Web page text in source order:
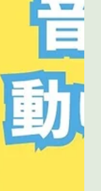
達支援・放課後等デ
クはカラメルでは初
差しが強かったので
遊びました。 床は人
て、...